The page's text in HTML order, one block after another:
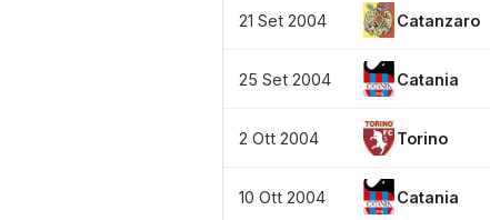
21 Set 2004 Catanzaro
25 Set 2004 Catania
2 Ott 2004 Torino
10 Ott 2004 Catania